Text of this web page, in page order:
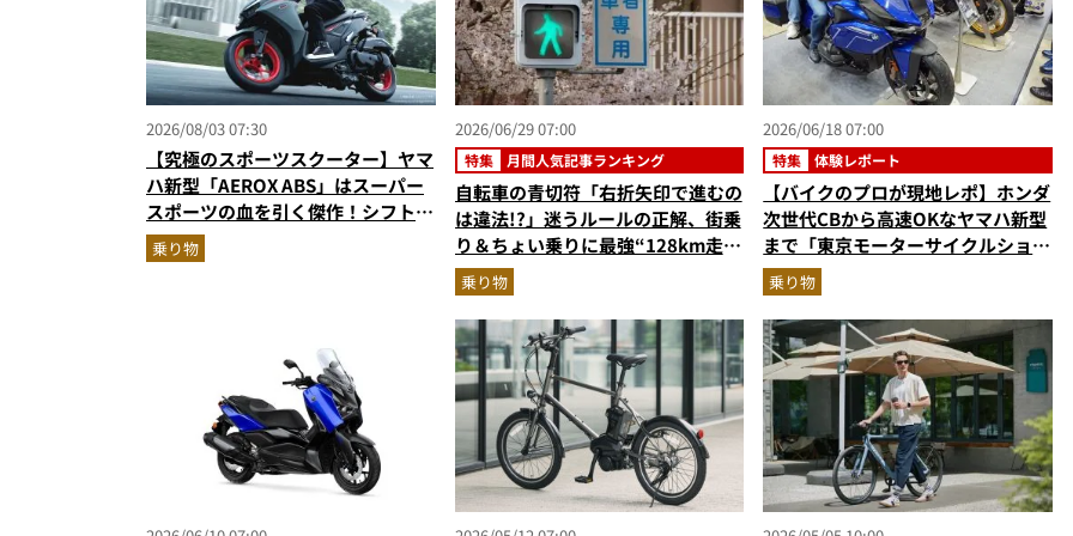
2026/08/03 07:30
【究極のスポーツスクーター】ヤマ
ハ新型「AEROX ABS」はスーパー
スポーツの血を引く傑作！シフトダ
ウン可能で街乗りからツーリングま
で最強
乗り物
2026/06/29 07:00
特集 月間人気記事ランキング
自転車の青切符「右折矢印で進むの
は違法!?」迷うルールの正解、街乗
り＆ちょい乗りに最強“128km走れ
る”ヤマハミニベロ…ほか【自転車
の人気記事ランキングベスト3】
（2026年5月版）
乗り物
2026/06/18 07:00
特集 体験レポート
【バイクのプロが現地レポ】ホンダ
次世代CBから高速OKなヤマハ新型
まで「東京モーターサイクルショ
ー」大注目モデルまとめ
乗り物